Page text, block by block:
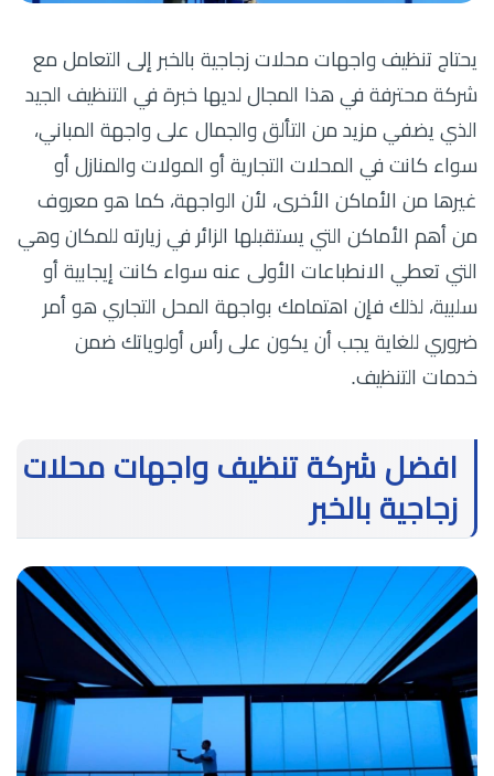
يحتاج تنظيف واجهات محلات زجاجية بالخبر إلى التعامل مع
شركة محترفة في هذا المجال لديها خبرة في التنظيف الجيد
الذي يضفي مزيد من التألق والجمال على واجهة المباني،
سواء كانت في المحلات التجارية أو المولات والمنازل أو
غيرها من الأماكن الأخرى، لأن الواجهة، كما هو معروف
من أهم الأماكن التي يستقبلها الزائر في زيارته للمكان وهي
التي تعطي الانطباعات الأولى عنه سواء كانت إيجابية أو
سلبية، لذلك فإن اهتمامك بواجهة المحل التجاري هو أمر
ضروري للغاية يجب أن يكون على رأس أولوياتك ضمن
خدمات التنظيف.
افضل شركة تنظيف واجهات محلات
زجاجية بالخبر